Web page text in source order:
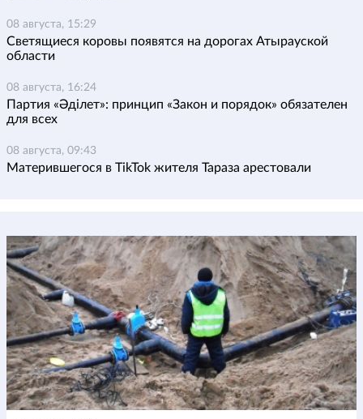
08 августа, 15:29
Светящиеся коровы появятся на дорогах Атырауской
области
08 августа, 16:24
Партия «Әділет»: принцип «Закон и порядок» обязателен
для всех
08 августа, 09:43
Матерившегося в TikTok жителя Тараза арестовали